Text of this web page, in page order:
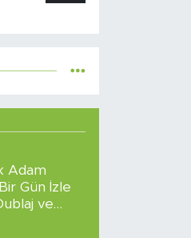
Adam
Gün İzle
ve